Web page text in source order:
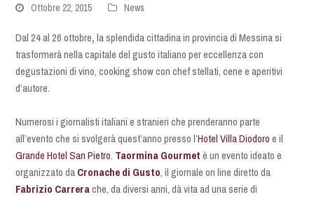
Ottobre 22, 2015 News
Dal 24 al 26 ottobre,la splendida cittadina in provincia di Messina si
trasformerà nella capitale del gusto italiano per eccellenza con
degustazioni di vino, cooking show con chef stellati, cene e aperitivi
d’autore.
Numerosi i giornalisti italiani e stranieri che prenderanno parte
all’evento che si svolgerà quest’anno presso l’Hotel Villa Diodoroe il
Grande Hotel San Pietro. Taormina Gourmet è un evento ideato e
organizzato daCronache di Gusto, il giornale on line diretto da
Fabrizio Carrerache, da diversi anni, dà vita ad una serie di